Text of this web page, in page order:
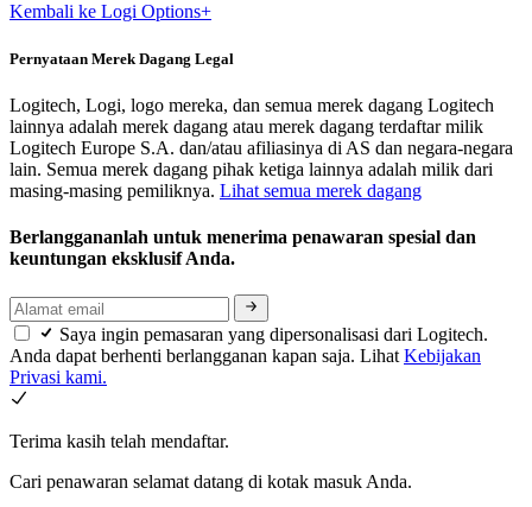
Kembali ke Logi Options+
Pernyataan Merek Dagang Legal
Logitech, Logi, logo mereka, dan semua merek dagang Logitech
lainnya adalah merek dagang atau merek dagang terdaftar milik
Logitech Europe S.A. dan/atau afiliasinya di AS dan negara-negara
lain. Semua merek dagang pihak ketiga lainnya adalah milik dari
masing-masing pemiliknya. Lihat semua merek dagang
Berlanggananlah untuk menerima penawaran spesial dan
keuntungan eksklusif Anda.
Saya ingin pemasaran yang dipersonalisasi dari Logitech.
Anda dapat berhenti berlangganan kapan saja. Lihat Kebijakan
Privasi kami.
Terima kasih telah mendaftar.
Cari penawaran selamat datang di kotak masuk Anda.